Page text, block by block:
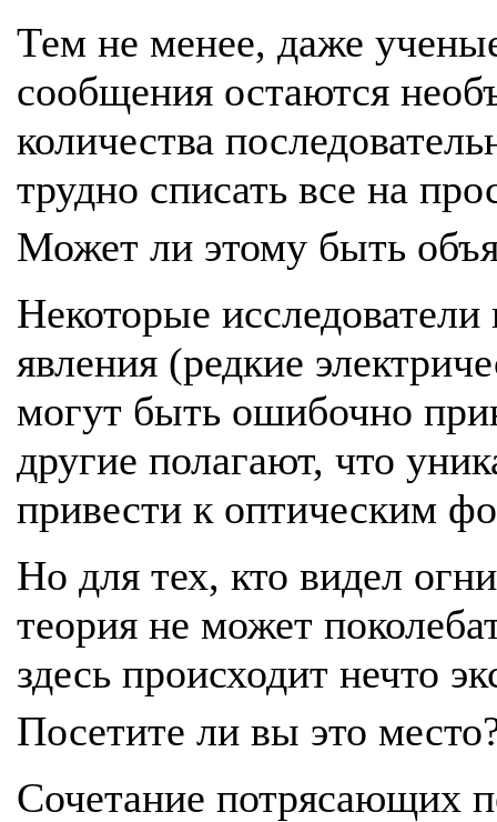
Тем не менее, даже
сообщения остаются
количества
трудно списать все на
Может ли этому быть
Некоторые
явления (редкие
могут быть ошибочно
другие полагают, что
привести к оптическим
Но для тех, кто видел
теория не может
здесь происходит нечто
Посетите ли вы это
Сочетание потрясающих